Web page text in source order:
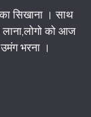
सिखाना । साथ
लाना,लोगो को आज
भरना ।